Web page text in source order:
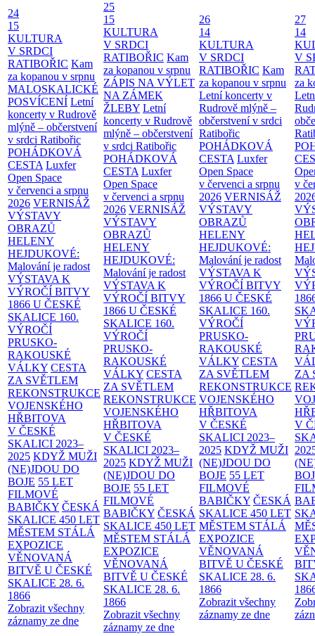
24
15
KULTURA
V SRDCI
RATIBOŘIC Kam
za kopanou v srpnu
MALOSKALICKÉ
POSVÍCENÍ Letní
koncerty v Rudrově
mlýně – občerstvení
v srdci Ratibořic
POHÁDKOVÁ
CESTA Luxfer
Open Space
v červenci a srpnu
2026 VERNISÁŽ
VÝSTAVY
OBRAZŮ
HELENY
HEJDUKOVÉ:
Malování je radost
VÝSTAVA K
VÝROČÍ BITVY
1866 U ČESKÉ
SKALICE 160.
VÝROČÍ
PRUSKO-
RAKOUSKÉ
VÁLKY CESTA
ZA SVĚTLEM
REKONSTRUKCE
VOJENSKÉHO
HŘBITOVA
V ČESKÉ
SKALICI 2023–
2025 KDYŽ MUŽI
(NE)JDOU DO
BOJE 55 LET
FILMOVÉ
BABIČKY ČESKÁ
SKALICE 450 LET
MĚSTEM STÁLÁ
EXPOZICE
VĚNOVANÁ
BITVĚ U ČESKÉ
SKALICE 28. 6.
1866
Zobrazit všechny
záznamy ze dne
25
15
KULTURA
V SRDCI
RATIBOŘIC Kam
za kopanou v srpnu
ZÁPIS NA VÝLET
NA ZÁMEK
ŽLEBY Letní
koncerty v Rudrově
mlýně – občerstvení
v srdci Ratibořic
POHÁDKOVÁ
CESTA Luxfer
Open Space
v červenci a srpnu
2026 VERNISÁŽ
VÝSTAVY
OBRAZŮ
HELENY
HEJDUKOVÉ:
Malování je radost
VÝSTAVA K
VÝROČÍ BITVY
1866 U ČESKÉ
SKALICE 160.
VÝROČÍ
PRUSKO-
RAKOUSKÉ
VÁLKY CESTA
ZA SVĚTLEM
REKONSTRUKCE
VOJENSKÉHO
HŘBITOVA
V ČESKÉ
SKALICI 2023–
2025 KDYŽ MUŽI
(NE)JDOU DO
BOJE 55 LET
FILMOVÉ
BABIČKY ČESKÁ
SKALICE 450 LET
MĚSTEM STÁLÁ
EXPOZICE
VĚNOVANÁ
BITVĚ U ČESKÉ
SKALICE 28. 6.
1866
Zobrazit všechny
záznamy ze dne
26
14
KULTURA
V SRDCI
RATIBOŘIC Kam
za kopanou v srpnu
Letní koncerty v
Rudrově mlýně –
občerstvení v srdci
Ratibořic
POHÁDKOVÁ
CESTA Luxfer
Open Space
v červenci a srpnu
2026 VERNISÁŽ
VÝSTAVY
OBRAZŮ
HELENY
HEJDUKOVÉ:
Malování je radost
VÝSTAVA K
VÝROČÍ BITVY
1866 U ČESKÉ
SKALICE 160.
VÝROČÍ
PRUSKO-
RAKOUSKÉ
VÁLKY CESTA
ZA SVĚTLEM
REKONSTRUKCE
VOJENSKÉHO
HŘBITOVA
V ČESKÉ
SKALICI 2023–
2025 KDYŽ MUŽI
(NE)JDOU DO
BOJE 55 LET
FILMOVÉ
BABIČKY ČESKÁ
SKALICE 450 LET
MĚSTEM STÁLÁ
EXPOZICE
VĚNOVANÁ
BITVĚ U ČESKÉ
SKALICE 28. 6.
1866
Zobrazit všechny
záznamy ze dne
27
14
V
za
v
ZA
V